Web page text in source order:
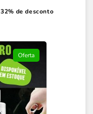
32% de desconto
Oferta